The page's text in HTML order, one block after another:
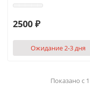
2500 ₽
Ожидание 2-3 дня
Показано с